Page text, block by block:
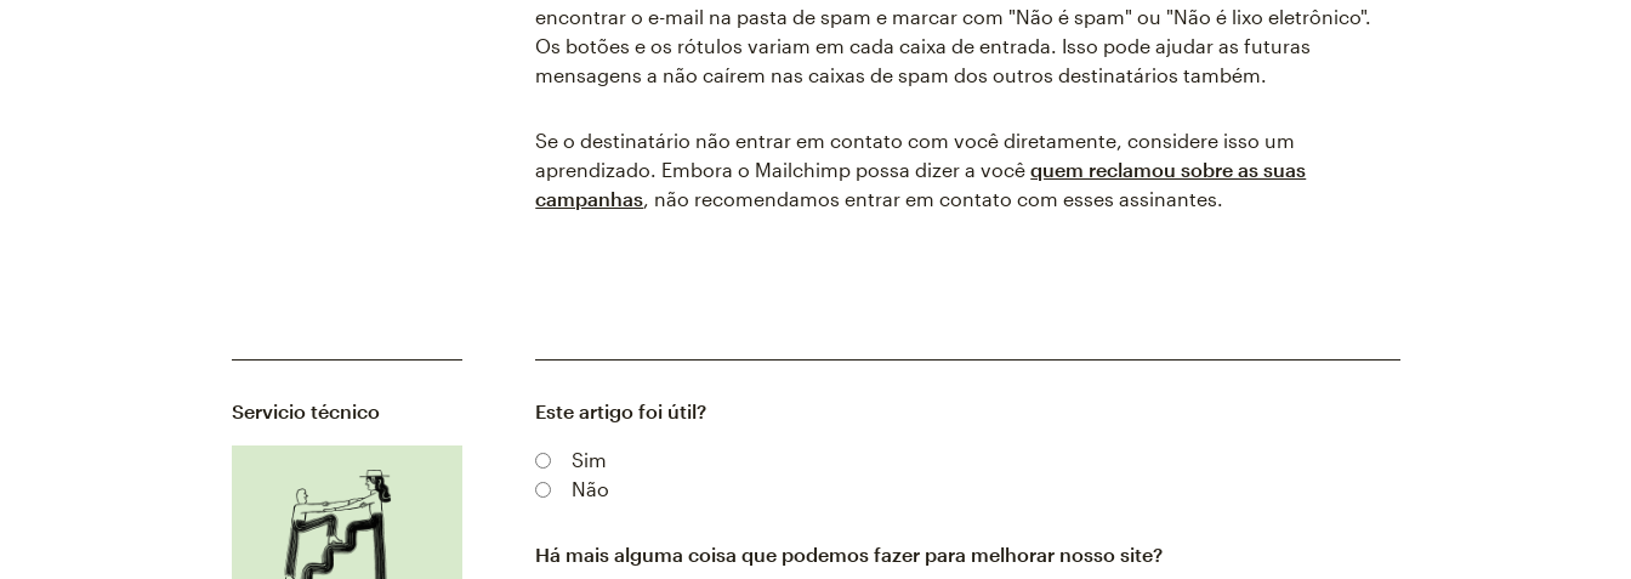
encontrar o e-mail na pasta de spam e marcar com "Não é spam" ou "Não é lixo eletrônico".
Os botões e os rótulos variam em cada caixa de entrada. Isso pode ajudar as futuras
mensagens a não caírem nas caixas de spam dos outros destinatários também.
Se o destinatário não entrar em contato com você diretamente, considere isso um
aprendizado. Embora o Mailchimp possa dizer a vocêquem reclamou sobre as suas
campanhas, não recomendamos entrar em contato com esses assinantes.
Servicio técnico Este artigo foi útil?
Sim
Não
Há mais alguma coisa que podemos fazer para melhorar nosso site?